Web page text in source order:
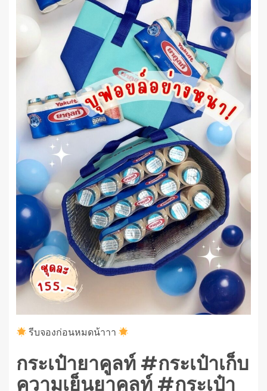
รีบจองก่อนหมดน้าาา
กระเป๋ายาคูลท์ #กระเป๋าเก็บ
ความเย็นยาคูลท์ #กระเป๋า